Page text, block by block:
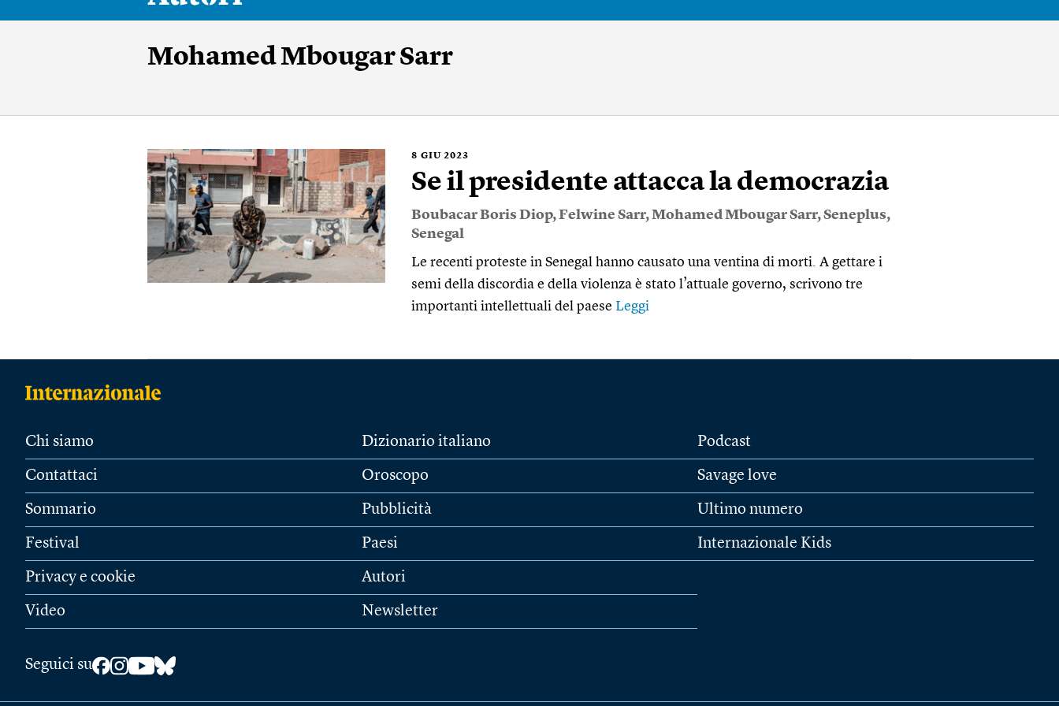
Mohamed Mbougar Sarr
8 GIU 2023
Se il presidente attacca la democrazia
Boubacar Boris Diop,Felwine Sarr,Mohamed Mbougar Sarr,Seneplus,
Senegal
Le recenti proteste in Senegal hanno causato una ventina di morti. A gettare i
semi della discordia e della violenza è stato l’attuale governo, scrivono tre
importanti intellettuali del paese Leggi
Chi siamo
Contattaci
Sommario
Festival
Privacy e cookie
Video
Dizionario italiano
Oroscopo
Pubblicità
Paesi
Autori
Newsletter
Podcast
Savage love
Ultimo numero
Internazionale Kids
Seguici su